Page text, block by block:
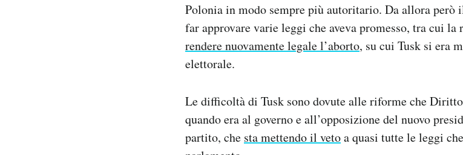
Polonia in modo sempre più autoritario. Da allora però
far approvare varie leggi che aveva promesso, tra cui
rendere nuovamente legale l’aborto, su cui Tusk si era
elettorale.
Le difficoltà di Tusk sono dovute alle riforme che
quando era al governo e all’opposizione del nuovo
partito, che sta mettendo il vetoa quasi tutte le leggi